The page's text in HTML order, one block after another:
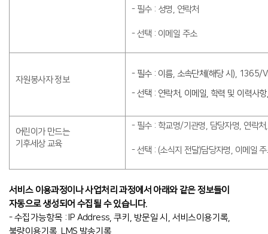
- 필수 : 성명, 연락처
- 선택 : 이메일 주소
자원봉사자 정보
- 필수 : 이름, 소속단체(해당 시), 1365/
-선택 : 연락처, 이메일, 학력 및 이력사
어린이가 만드는
기후세상 교육
- 필수 : 학교명/기관명, 담당자명, 연락처
- 선택 : (소식지 전달)담당자명, 이메일
서비스 이용과정이나 사업처리 과정에서 아래와 같은 정보들이
자동으로 생성되어 수집될 수 있습니다.
- 수집가능항목 : IP Address, 쿠키, 방문일 시, 서비스이용기록,
불량이용기록, LMS 발송기록